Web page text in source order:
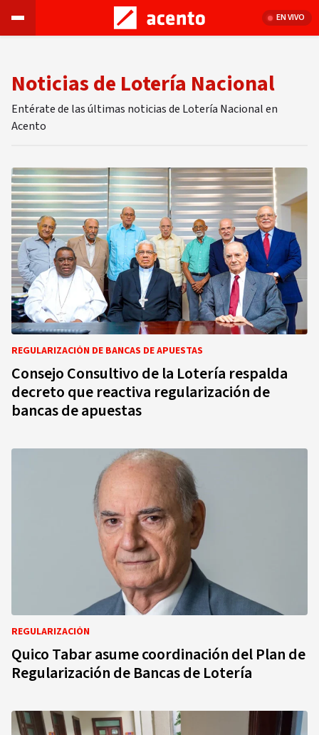
EN VIVO
Noticias de Lotería Nacional
Entérate de las últimas noticias de Lotería Nacional en
Acento
REGULARIZACIÓN DE BANCAS DE APUESTAS
Consejo Consultivo de la Lotería respalda
decreto que reactiva regularización de
bancas de apuestas
REGULARIZACIÓN
Quico Tabar asume coordinación del Plan de
Regularización de Bancas de Lotería